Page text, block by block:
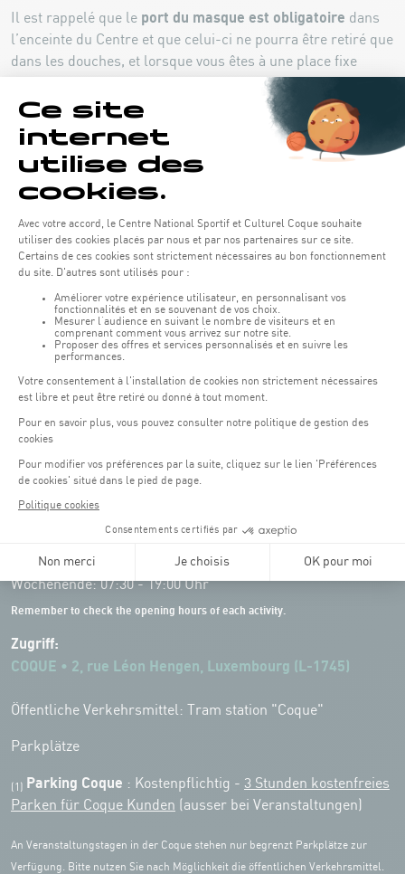
Il est rappelé que le port du masque est obligatoire dans
l’enceinte du Centre et que celui-ci ne pourra être retiré que
dans les douches, et lorsque vous êtes à une place fixe
Enfin, nous vous rendons attentifs à l’indispensablerespect
des gestes barrière, respectivement de la distanciation
sociale de 2 mètres à tout moment
Öffnungszeiten von the Coque:
Montag - Freitag : 06:30 - 22:00 Uhr
Wochenende: 07:30 - 19:00 Uhr
Remember to check the opening hours of each activity.
Zugriff:
COQUE • 2, rue Léon Hengen, Luxembourg (L-1745)
Öffentliche Verkehrsmittel: Tram station "Coque"
Parkplätze
(1) Parking Coque : Kostenpflichtig - 3 Stunden kostenfreies
Parken für Coque Kunden (ausser bei Veranstaltungen)
An Veranstaltungstagen in der Coque stehen nur begrenzt Parkplätze zur
Verfügung. Bitte nutzen Sie nach Möglichkeit die öffentlichen Verkehrsmittel.